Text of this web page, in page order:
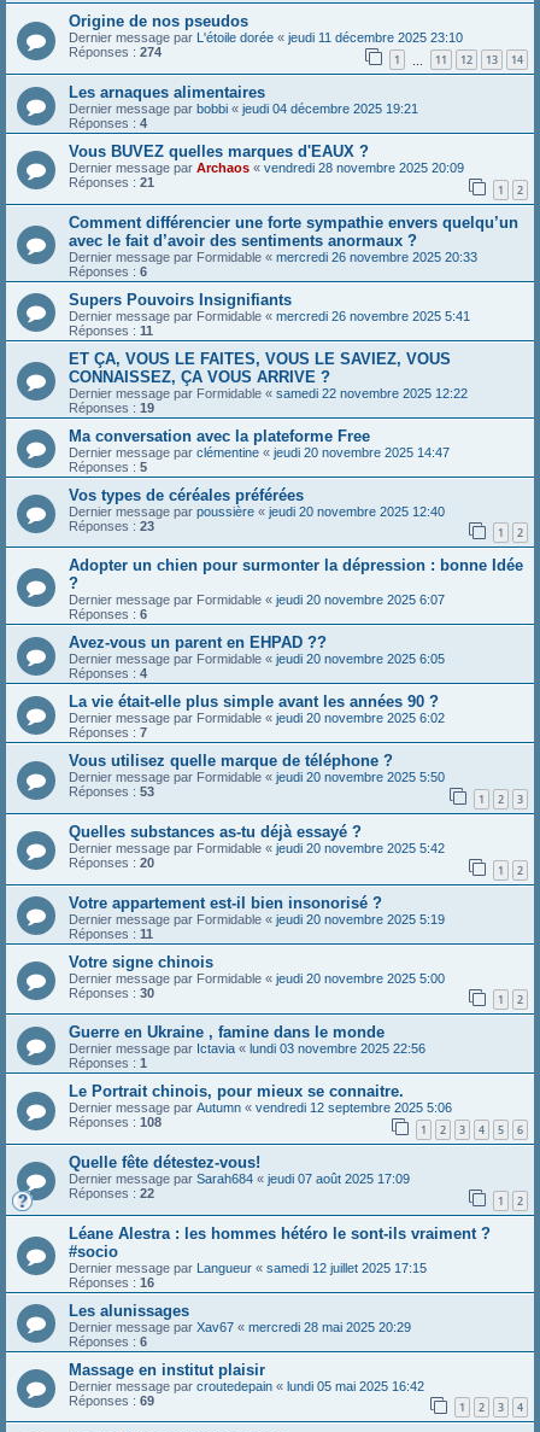
Origine de nos pseudos
Dernier message par L'étoile dorée « jeudi 11 décembre 2025 23:10
Réponses : 274 1 11 12 13 14
Les arnaques alimentaires
Dernier message par bobbi « jeudi 04 décembre 2025 19:21
Réponses : 4
Vous BUVEZ quelles marques d'EAUX ?
Dernier message par Archaos « vendredi 28 novembre 2025 20:09
Réponses : 21 1 2
Comment différencier une forte sympathie envers quelqu’un
avec le fait d’avoir des sentiments anormaux ?
Dernier message par Formidable « mercredi 26 novembre 2025 20:33
Réponses : 6
Supers Pouvoirs Insignifiants
Dernier message par Formidable « mercredi 26 novembre 2025 5:41
Réponses : 11
ET ÇA, VOUS LE FAITES, VOUS LE SAVIEZ, VOUS
CONNAISSEZ, ÇA VOUS ARRIVE ?
Dernier message par Formidable « samedi 22 novembre 2025 12:22
Réponses : 19
Ma conversation avec la plateforme Free
Dernier message par clémentine « jeudi 20 novembre 2025 14:47
Réponses : 5
Vos types de céréales préférées
Dernier message par poussière « jeudi 20 novembre 2025 12:40
Réponses : 23 1 2
Adopter un chien pour surmonter la dépression : bonne Idée
?
Dernier message par Formidable « jeudi 20 novembre 2025 6:07
Réponses : 6
Avez-vous un parent en EHPAD ??
Dernier message par Formidable « jeudi 20 novembre 2025 6:05
Réponses : 4
La vie était-elle plus simple avant les années 90 ?
Dernier message par Formidable « jeudi 20 novembre 2025 6:02
Réponses : 7
Vous utilisez quelle marque de téléphone ?
Dernier message par Formidable « jeudi 20 novembre 2025 5:50
Réponses : 53 1 2 3
Quelles substances as-tu déjà essayé ?
Dernier message par Formidable « jeudi 20 novembre 2025 5:42
Réponses : 20 1 2
Votre appartement est-il bien insonorisé ?
Dernier message par Formidable « jeudi 20 novembre 2025 5:19
Réponses : 11
Votre signe chinois
Dernier message par Formidable « jeudi 20 novembre 2025 5:00
Réponses : 30 1 2
Guerre en Ukraine , famine dans le monde
Dernier message par Ictavia « lundi 03 novembre 2025 22:56
Réponses : 1
Le Portrait chinois, pour mieux se connaitre.
Dernier message par Autumn « vendredi 12 septembre 2025 5:06
Réponses : 108 1 2 3 4 5 6
Quelle fête détestez-vous!
Dernier message par Sarah684 « jeudi 07 août 2025 17:09
Réponses : 22 1 2
Léane Alestra : les hommes hétéro le sont-ils vraiment ?
#socio
Dernier message par Langueur « samedi 12 juillet 2025 17:15
Réponses : 16
Les alunissages
Dernier message par Xav67 « mercredi 28 mai 2025 20:29
Réponses : 6
Massage en institut plaisir
Dernier message par croutedepain « lundi 05 mai 2025 16:42
Réponses : 69 1 2 3 4